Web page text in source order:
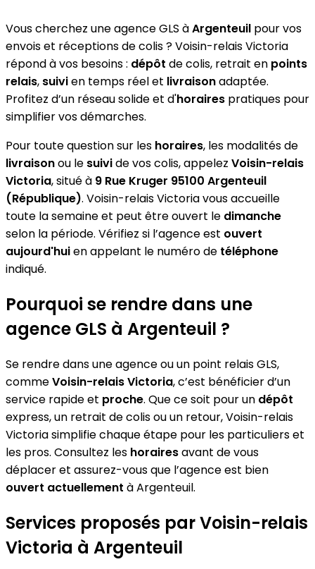
Vous cherchez une agence GLS àArgenteuil pour vos
envois et réceptions de colis ? Voisin-relais Victoria
répond à vos besoins : dépôt de colis, retrait en points
relais, suivien temps réel et livraisonadaptée.
Profitez d’un réseau solide et d'horaires pratiques pour
simplifier vos démarches.
Pour toute question sur les horaires, les modalités de
livraisonou le suivide vos colis, appelez Voisin-relais
Victoria, situé à 9 Rue Kruger 95100 Argenteuil
(République). Voisin-relais Victoria vous accueille
toute la semaine et peut être ouvert le dimanche
selon la période. Vérifiez si l’agence est ouvert
aujourd'huien appelant le numéro de téléphone
indiqué.
Pourquoi se rendre dans une
agence GLS à Argenteuil ?
Se rendre dans une agence ou un point relais GLS,
commeVoisin-relais Victoria, c’est bénéficier d’un
service rapide et proche. Que ce soit pour un dépôt
express, un retrait de colis ou un retour, Voisin-relais
Victoria simplifie chaque étape pour les particuliers et
les pros. Consultez les horairesavant de vous
déplacer et assurez-vous que l’agence est bien
ouvert actuellement à Argenteuil.
Services proposés par Voisin-relais
Victoria à Argenteuil